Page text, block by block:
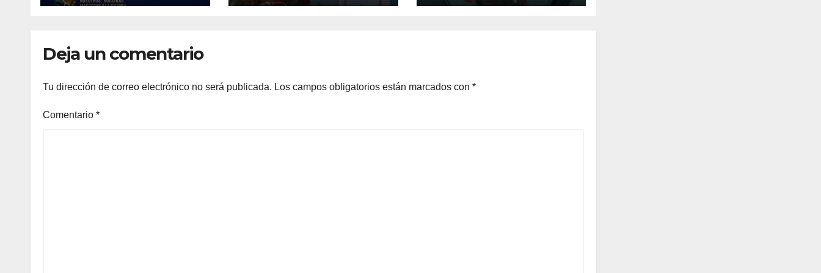
el Ágora de la
Deja un comentario
Tu dirección de correo electrónico no será publicada. Los campos obligatorios están marcados con *
Comentario *